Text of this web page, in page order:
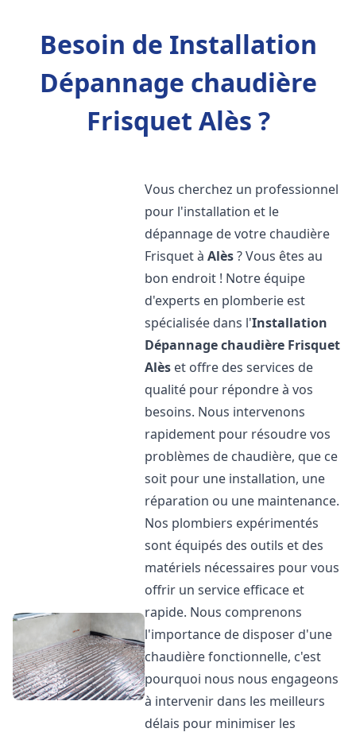
Besoin de Installation
Dépannage chaudière
Frisquet Alès ?
Vous cherchez un professionnel
pour l'installation et le
dépannage de votre chaudière
Frisquet àAlès? Vous êtes au
bon endroit ! Notre équipe
d'experts en plomberie est
spécialisée dans l'Installation
Dépannage chaudière Frisquet
Alès et offre des services de
qualité pour répondre à vos
besoins. Nous intervenons
rapidement pour résoudre vos
problèmes de chaudière, que ce
soit pour une installation, une
réparation ou une maintenance.
Nos plombiers expérimentés
sont équipés des outils et des
matériels nécessaires pour vous
offrir un service efficace et
rapide. Nous comprenons
l'importance de disposer d'une
chaudière fonctionnelle, c'est
pourquoi nous nous engageons
à intervenir dans les meilleurs
délais pour minimiser les